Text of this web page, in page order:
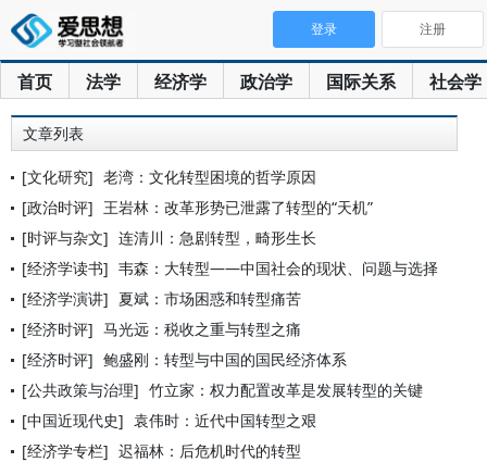
首页 法学 经济学 政治学 国际关系 社会学
登录 注册
文章列表
[文化研究] 老湾：文化转型困境的哲学原因
[政治时评] 王岩林：改革形势已泄露了转型的“天机”
[时评与杂文] 连清川：急剧转型，畸形生长
[经济学读书] 韦森：大转型——中国社会的现状、问题与选择
[经济学演讲] 夏斌：市场困惑和转型痛苦
[经济时评] 马光远：税收之重与转型之痛
[经济时评] 鲍盛刚：转型与中国的国民经济体系
[公共政策与治理] 竹立家：权力配置改革是发展转型的关键
[中国近现代史] 袁伟时：近代中国转型之艰
[经济学专栏] 迟福林：后危机时代的转型